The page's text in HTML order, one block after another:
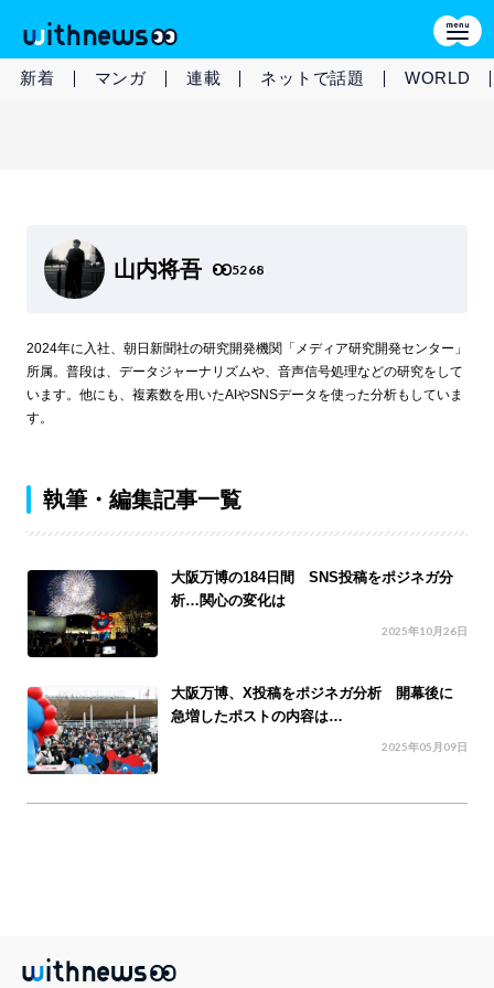
新着 マンガ 連載 ネットで話題 WORLD
山内将吾 5268
2024年に入社、朝日新聞社の研究開発機関「メディア研究開発センター」
所属。普段は、データジャーナリズムや、音声信号処理などの研究をして
います。他にも、複素数を用いたAIやSNSデータを使った分析もしていま
す。
執筆・編集記事一覧
大阪万博の184日間 SNS投稿をポジネガ分
析…関心の変化は
2025年10月26日
大阪万博、X投稿をポジネガ分析 開幕後に
急増したポストの内容は…
2025年05月09日